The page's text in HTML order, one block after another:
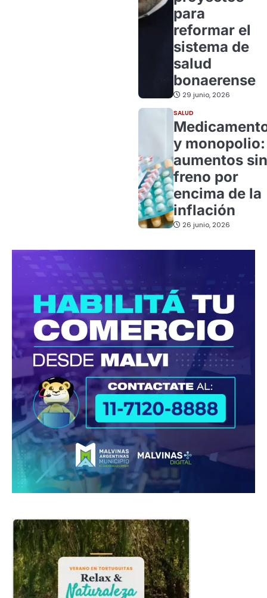
para
reformar el
sistema de
salud
bonaerense
29 junio, 2026
SALUD
y monopolio:
aumentos sin
freno por
encima de la
inflación
26 junio, 2026